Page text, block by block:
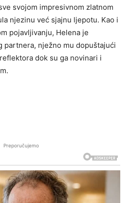
svojom impresivnom zlatnom
njezinu već sjajnu ljepotu. Kao i
pojavljivanju, Helena je
partnera, nježno mu dopuštajući
dok su ga novinari i
Preporučujemo